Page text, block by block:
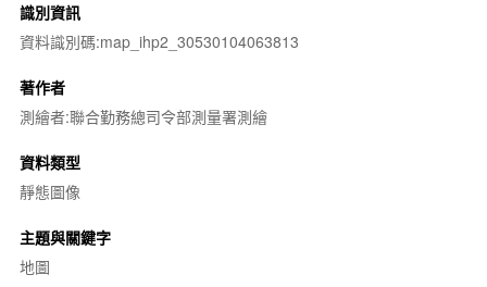
識別資訊
資料識別碼:map_ihp2_30530104063813
著作者
測繪者:聯合勤務總司令部測量署測繪
資料類型
靜態圖像
主題與關鍵字
地圖